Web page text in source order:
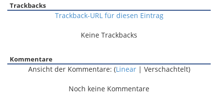
Trackbacks
Trackback-URL für diesen Eintrag
Keine Trackbacks
Kommentare
Ansicht der Kommentare: (Linear| Verschachtelt)
Noch keine Kommentare